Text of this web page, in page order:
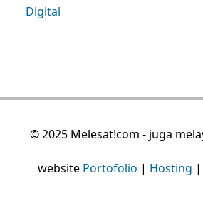
Digital
© 2025 Melesat!com - juga
website Portofolio | Hosting |